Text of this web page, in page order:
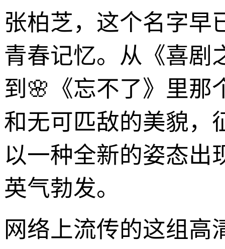
张柏芝，这个名字早
青春记忆。从《喜剧
到🌸《忘不了》里那
和无可匹敌的美貌，
以一种全新的姿态
英气勃发。
网络上流传的这组高